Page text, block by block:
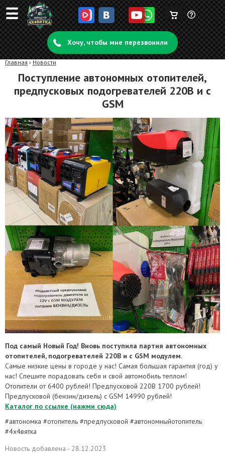
☰ Задать
вопрос
Корзина
пуста
Хочу, чтобы мне перезвонили
Главная › Новости
Поступление автономных отопителей,
предпусковых подогревателей 220В и с
GSM
Под самый Новый Год! Вновь поступила партия автономных
отопителей, подогревателей 220В и с GSM модулем.
Самые низкие цены в городе у нас! Самая большая гарантия (год) у
нас! Спешите порадовать себя и свой автомобиль теплом!
Отопители от 6400 рублей! Предпусковой 220В 1700 рублей!
Предпусковой (бензин/дизель) с GSM 14990 рублей!
Каталог по ссылке (нажми сюда)
#автономка #отопитель #предпусковой #автономныйотопитель
#4х4вятка
Новость добавлена - 28.12.2023